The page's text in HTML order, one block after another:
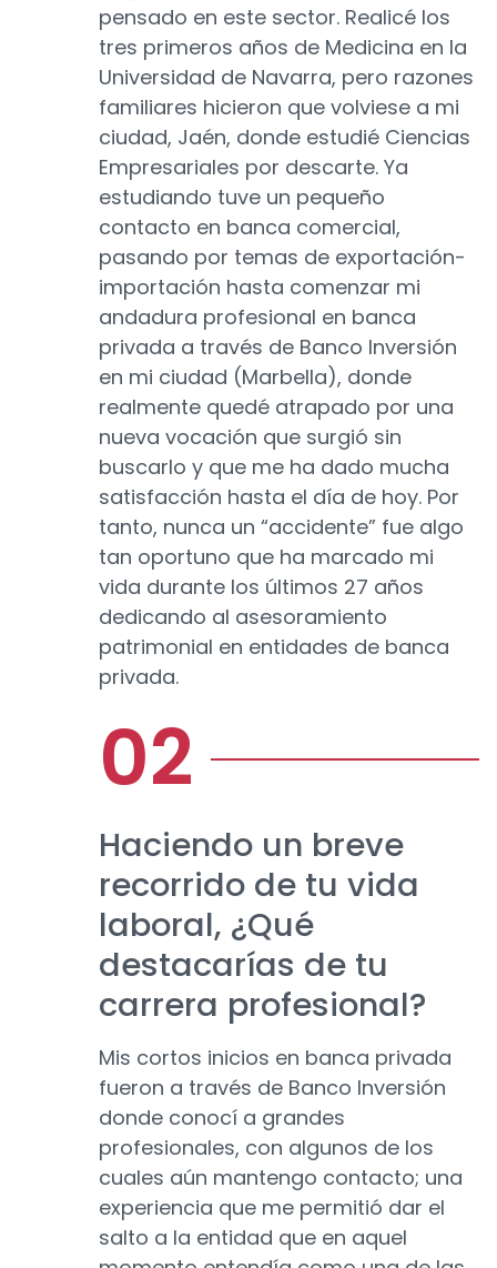
pensado en este sector. Realicé los
tres primeros años de Medicina en la
Universidad de Navarra, pero razones
familiares hicieron que volviese a mi
ciudad, Jaén, donde estudié Ciencias
Empresariales por descarte. Ya
estudiando tuve un pequeño
contacto en banca comercial,
pasando por temas de exportación-
importación hasta comenzar mi
andadura profesional en banca
privada a través de Banco Inversión
en mi ciudad (Marbella), donde
realmente quedé atrapado por una
nueva vocación que surgió sin
buscarlo y que me ha dado mucha
satisfacción hasta el día de hoy. Por
tanto, nunca un “accidente” fue algo
tan oportuno que ha marcado mi
vida durante los últimos 27 años
dedicando al asesoramiento
patrimonial en entidades de banca
privada.
Haciendo un breve
recorrido de tu vida
laboral, ¿Qué
destacarías de tu
carrera profesional?
Mis cortos inicios en banca privada
fueron a través de Banco Inversión
donde conocí a grandes
profesionales, con algunos de los
cuales aún mantengo contacto; una
experiencia que me permitió dar el
salto a la entidad que en aquel